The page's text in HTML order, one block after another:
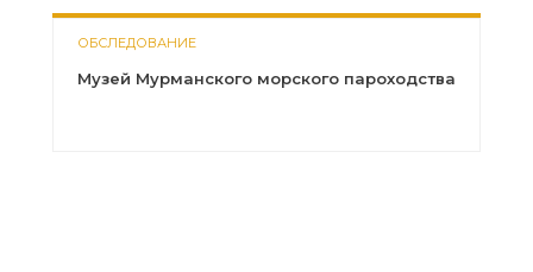
ОБСЛЕДОВАНИЕ
Музей Мурманского морского пароходства